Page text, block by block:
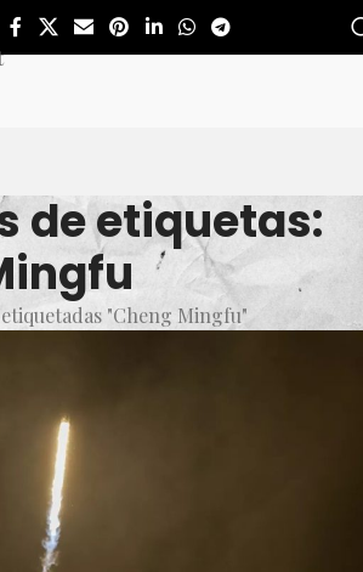
de etiquetas:
"Cheng Mingfu"